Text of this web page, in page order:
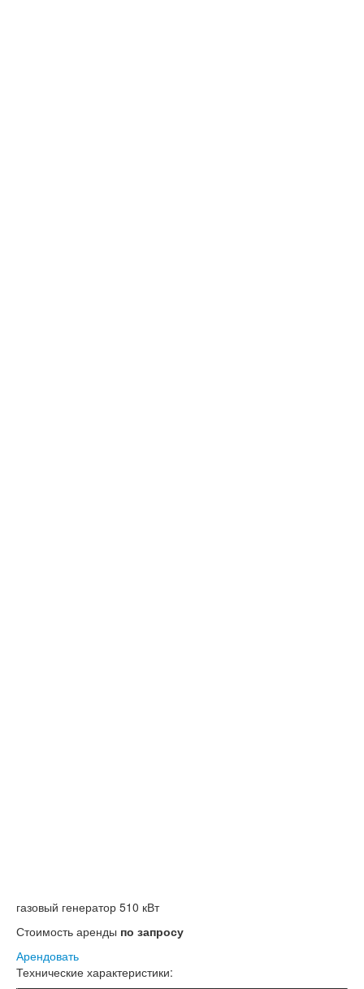
газовый генератор 510 кВт
Стоимость аренды по запросу
Арендовать
Технические характеристики: